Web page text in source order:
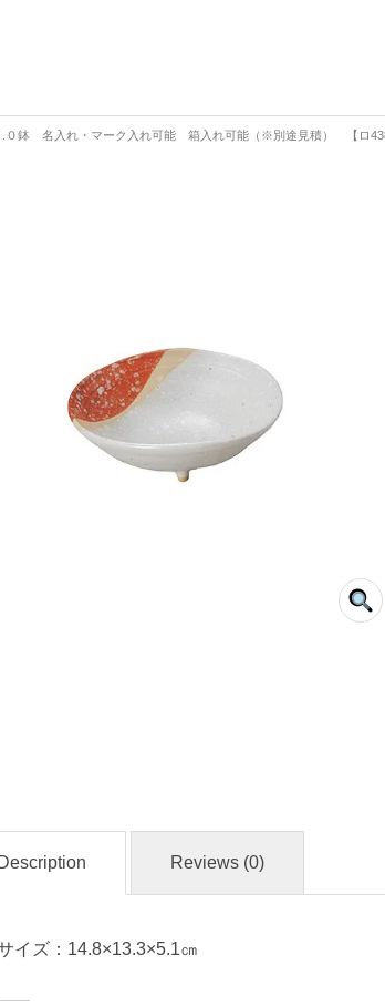
鉢 名入れ・マーク入れ可能 箱入れ可能（※別途見積） 【ロ
Description Reviews (0)
イズ：14.8×13.3×5.1㎝